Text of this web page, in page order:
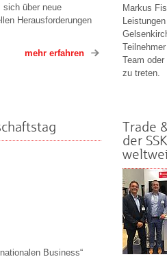
sich über neue
Herausforderungen
mehr erfahren
Markus
Team
zu treten.
Business“
Trade
der